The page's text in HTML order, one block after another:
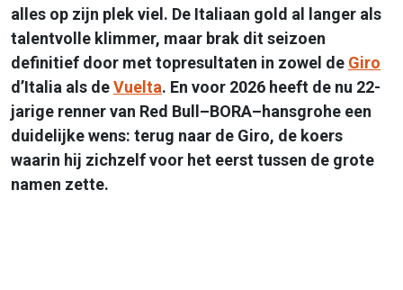
alles op zijn plek viel. De Italiaan gold al langer als
talentvolle klimmer, maar brak dit seizoen
definitief door met topresultaten in zowel de Giro
d’Italia als deVuelta. En voor 2026 heeft de nu 22-
jarige renner van Red Bull–BORA–hansgrohe een
duidelijke wens: terug naar de Giro, de koers
waarin hij zichzelf voor het eerst tussen de grote
namen zette.